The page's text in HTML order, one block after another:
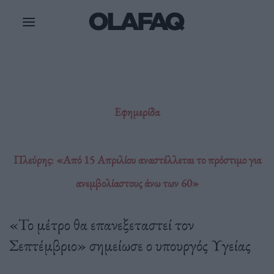
Εφημερίδα
Πλεύρης: «Από 15 Απριλίου αναστέλλεται το πρόστιμο για
ανεμβολίαστους άνω των 60»
«Το μέτρο θα επανεξεταστεί τον
Σεπτέμβριο» σημείωσε ο υπουργός Υγείας